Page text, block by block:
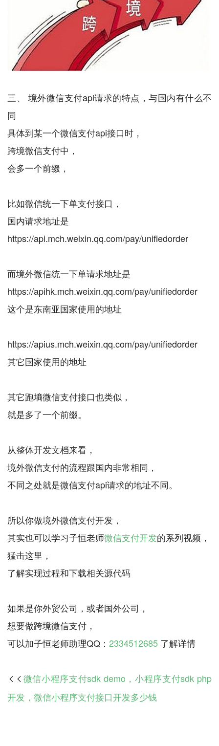
三、 境外微信支付api请求的特点，与国内有什么不
同
具体到某一个微信支付api接口时，
跨境微信支付中，
会多一个前缀，
比如微信统一下单支付接口，
国内请求地址是
https://api.mch.weixin.qq.com/pay/unifiedorder
而境外微信统一下单请求地址是
https://apihk.mch.weixin.qq.com/pay/unifiedorder
这个是东南亚国家使用的地址
https://apius.mch.weixin.qq.com/pay/unifiedorder
其它国家使用的地址
其它跑墒微信支付接口也类似，
就是多了一个前缀。
从整体开发文档来看，
境外微信支付的流程跟国内非常相同，
不同之处就是微信支付api请求的地址不同。
所以你做境外微信支付开发，
其实也可以学习子恒老师微信支付开发的系列视频，
猛击这里，
了解实现过程和下载相关源代码
如果是你外贸公司，或者国外公司，
想要做跨境微信支付，
可以加子恒老师助理QQ： 2334512685
 微信小程序支付sdk demo，小程序支付sdk php
开发，微信小程序支付接口开发多少钱